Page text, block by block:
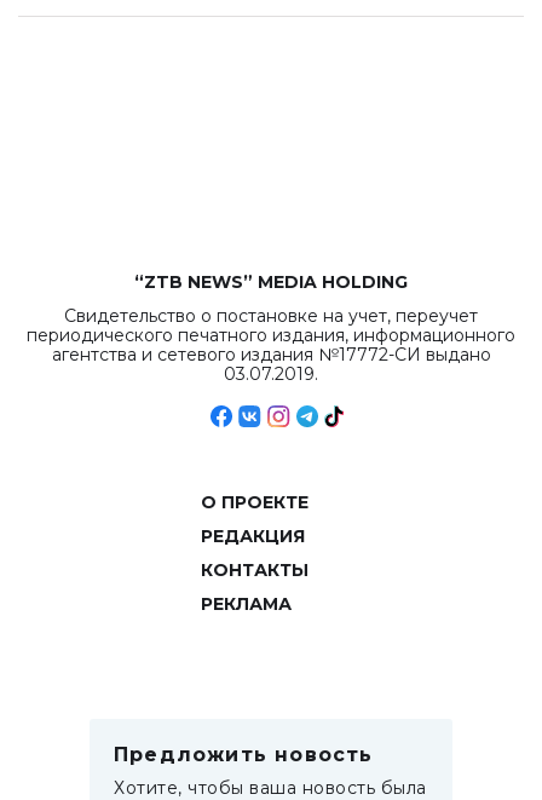
“ZTB NEWS” MEDIA HOLDING
Свидетельство о постановке на учет, переучет
периодического печатного издания, информационного
агентства и сетевого издания №17772-СИ выдано
03.07.2019.
О ПРОЕКТЕ
РЕДАКЦИЯ
КОНТАКТЫ
РЕКЛАМА
Предложить новость
Хотите, чтобы ваша новость была